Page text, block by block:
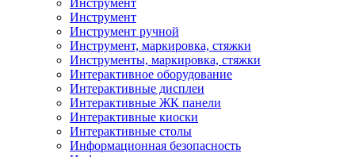
Инструмент
Инструмент ручной
Инструмент, маркировка, стяжки
Инструменты, маркировка, стяжки
Интерактивное оборудование
Интерактивные дисплеи
Интерактивные ЖК панели
Интерактивные киоски
Интерактивные столы
Информационная безопасность